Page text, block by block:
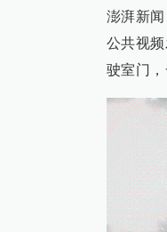
澎湃新
公共视
驶室门